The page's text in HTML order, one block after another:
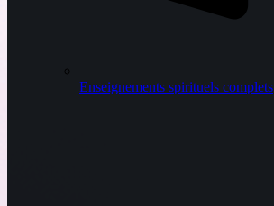
Enseignements spirituels complets